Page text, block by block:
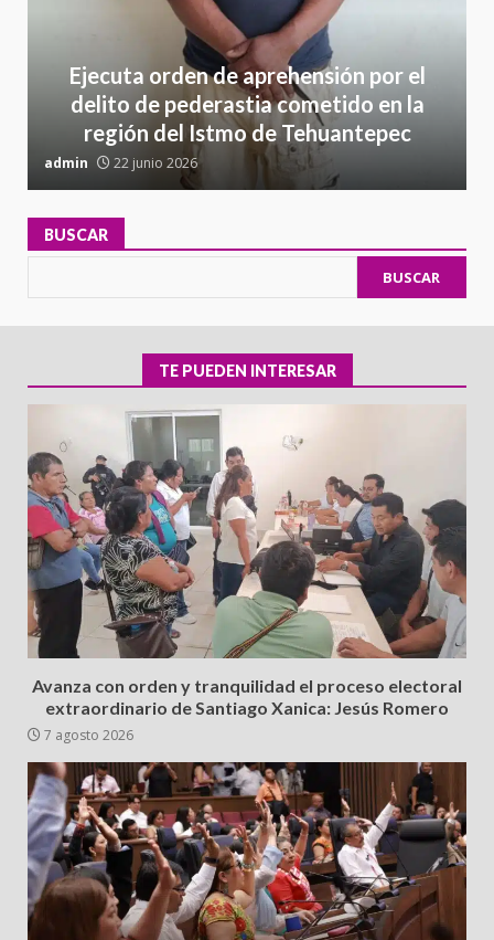
Ejecuta orden de aprehensión por el
delito de pederastia cometido en la
región del Istmo de Tehuantepec
admin 22 junio 2026
BUSCAR
BUSCAR
TE PUEDEN INTERESAR
Avanza con orden y tranquilidad el proceso electoral
extraordinario de Santiago Xanica: Jesús Romero
7 agosto 2026